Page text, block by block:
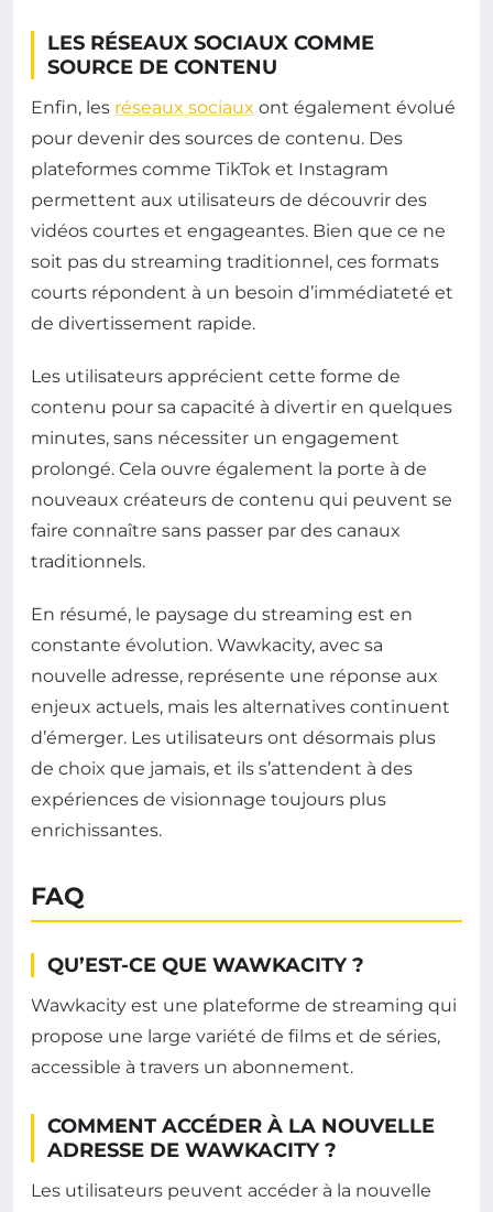
LES RÉSEAUX SOCIAUX COMME
SOURCE DE CONTENU
Enfin, les réseaux sociaux ont également évolué
pour devenir des sources de contenu. Des
plateformes comme TikTok et Instagram
permettent aux utilisateurs de découvrir des
vidéos courtes et engageantes. Bien que ce ne
soit pas du streaming traditionnel, ces formats
courts répondent à un besoin d’immédiateté et
de divertissement rapide.
Les utilisateurs apprécient cette forme de
contenu pour sa capacité à divertir en quelques
minutes, sans nécessiter un engagement
prolongé. Cela ouvre également la porte à de
nouveaux créateurs de contenu qui peuvent se
faire connaître sans passer par des canaux
traditionnels.
En résumé, le paysage du streaming est en
constante évolution. Wawkacity, avec sa
nouvelle adresse, représente une réponse aux
enjeux actuels, mais les alternatives continuent
d’émerger. Les utilisateurs ont désormais plus
de choix que jamais, et ils s’attendent à des
expériences de visionnage toujours plus
enrichissantes.
FAQ
QU’EST-CE QUE WAWKACITY ?
Wawkacity est une plateforme de streaming qui
propose une large variété de films et de séries,
accessible à travers un abonnement.
COMMENT ACCÉDER À LA NOUVELLE
ADRESSE DE WAWKACITY ?
Les utilisateurs peuvent accéder à la nouvelle